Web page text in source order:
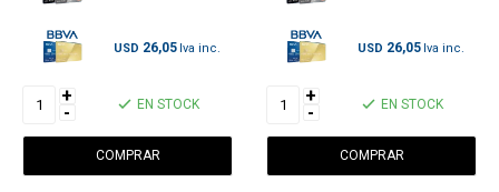
USD 26,05
+
- EN STOCK
USD 26,05
+
- EN STOCK